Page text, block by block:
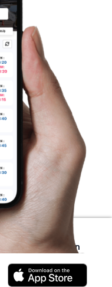
Uygulamaları alın